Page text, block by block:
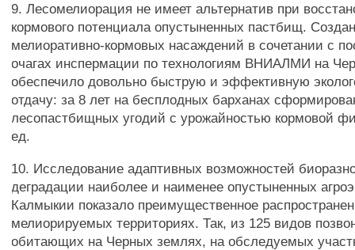
9. Лесомелиорация не имеет альтернатив при
кормового потенциала опустыненных пастбищ.
мелиоративно-кормовых насаждений в сочетании с
очагах инспермации по технологиям ВНИАЛМИ на
обеспечило довольно быструю и эффективную
отдачу: за 8 лет на бесплодных барханах
лесопастбищных угодий с урожайностью кормовой
ед.
10. Исследование адаптивных возможностей
деградации наиболее и наименее опустыненных
Калмыкии показало преимущественное
мелиорируемых территориях. Так, из 125 видов
обитающих на Черных землях, на обследуемых